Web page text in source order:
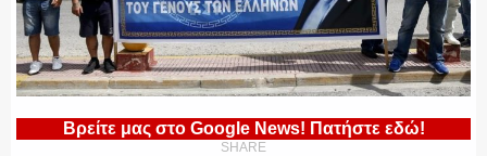
ΕΛΛΗΝΙΚΗ ΑΣΤΥΝΟΜΙΑ
Βρείτε μας στο Google News! Πατήστε εδώ!
SHARE